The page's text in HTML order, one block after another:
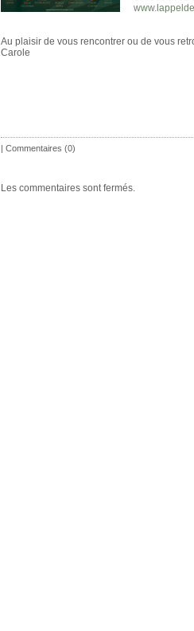
Au plaisir de vous rencontrer ou de vous
Carole
| Commentaires (0)
Les commentaires sont fermés.